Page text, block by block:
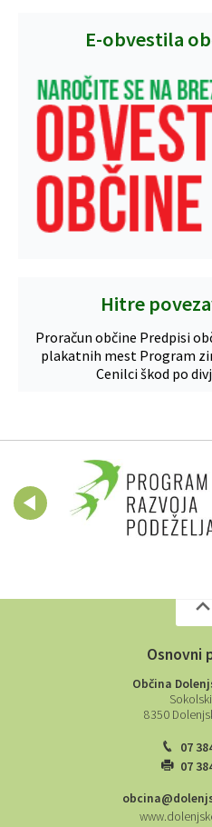
E-obvestila
Hitre
Proračun občine Predpisi
plakatnih mest Program
Cenilci škod po
Osnovni
Občina
8350
07
07